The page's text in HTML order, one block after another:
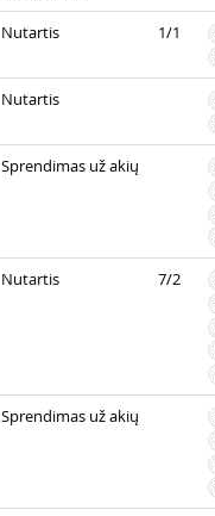
Nutartis 1/1
Nutartis
Sprendimas už akių
Nutartis 7/2
Sprendimas už akių